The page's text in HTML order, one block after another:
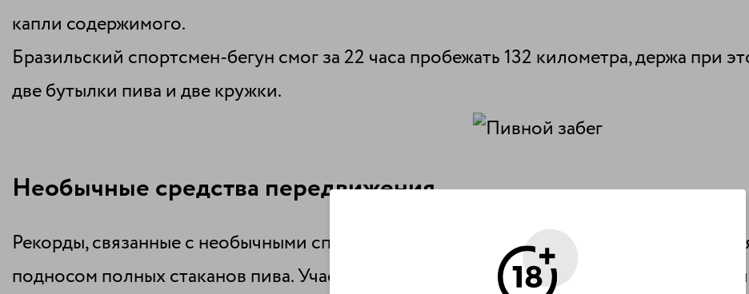
капли содержимого.
Бразильский спортсмен-бегун смог за 22 часа пробежать 132 километра, держа при
две бутылки пива и две кружки.
Необычные средства передвижения
Рекорды, связанные с необычными способами передвижения и пивом, включают в
подносом полных стаканов пива. Участникам необходимо не только быстро